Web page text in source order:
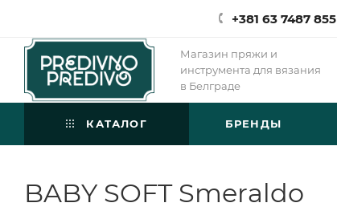
+381 63 7487 855
Магазин пряжи и
инструмента для вязания
в Белграде
КАТАЛОГ БРЕНДЫ
BABY SOFT Smeraldo